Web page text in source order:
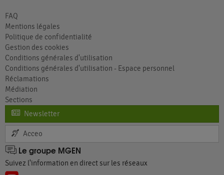
FAQ
Mentions légales
Politique de confidentialité
Gestion des cookies
Conditions générales d'utilisation
Conditions générales d'utilisation - Espace personnel
Réclamations
Médiation
Sections
Newsletter
Acceo
Le groupe MGEN
Suivez l'information en direct sur les réseaux